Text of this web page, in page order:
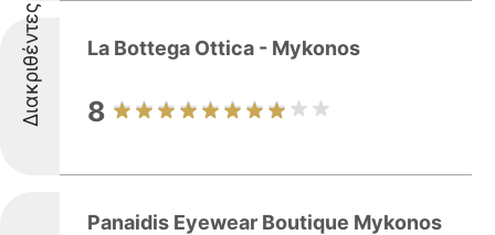
Διακριθέντες La Bottega Ottica - Mykonos
8
Panaidis Eyewear Boutique Mykonos